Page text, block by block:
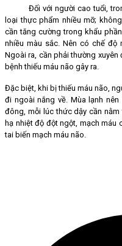
Đối với người cao tuổi, trong
loại thực phẩm nhiều mỡ;
cần tăng cường trong khẩu
nhiều màu sắc. Nên có chế độ
Ngoài ra, cần phải thường
bệnh thiếu máu não gây ra.
Đặc biệt, khi bị thiếu máu não,
đi ngoài nắng về. Mùa lạnh
đông, mỗi lúc thức dậy cần
hạ nhiệt độ đột ngột, mạch máu
tai biến mạch máu não.